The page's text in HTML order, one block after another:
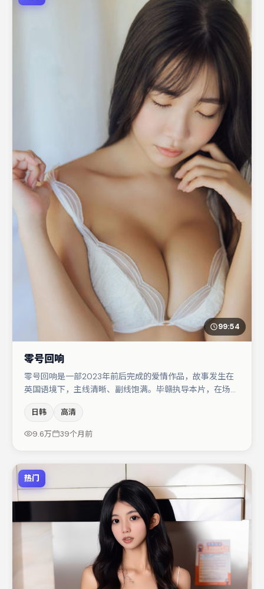
99:54
零号回响
零号回响是一部2023年前后完成的爱情作品，故事发生在
英国语境下，主线清晰、副线饱满。毕赣执导本片，在场面
演阵容包括刘亦菲、金高银、沈腾等，角色动机前后呼应，
适合喜欢抠台词与伏笔的观众。节奏紧凑、反转有度，值得
日韩 高清
9.6万 39个月前
热门